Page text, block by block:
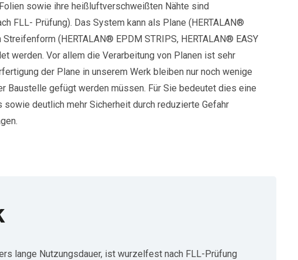
sowie ihre heißluftverschweißten Nähte sind
FLL- Prüfung). Das System kann als Plane (HERTALAN®
Streifenform (HERTALAN® EPDM STRIPS, HERTALAN® EASY
werden. Vor allem die Verarbeitung von Planen ist sehr
der Plane in unserem Werk bleiben nur noch wenige
Baustelle gefügt werden müssen. Für Sie bedeutet dies eine
deutlich mehr Sicherheit durch reduzierte Gefahr
lange Nutzungsdauer, ist wurzelfest nach FLL-Prüfung